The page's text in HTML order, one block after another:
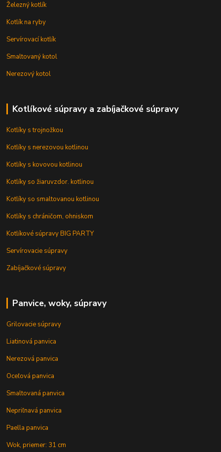
Železný kotlík
Kotlík na ryby
Servírovací kotlík
Smaltovaný kotol
Nerezový kotol
Kotlíkové súpravy a zabíjačkové súpravy
Kotlíky s trojnožkou
Kotlíky s nerezovou kotlinou
Kotlíky s kovovou kotlinou
Kotlíky so žiaruvzdor. kotlinou
Kotlíky so smaltovanou kotlinou
Kotlíky s chráničom, ohniskom
Kotlíkové súpravy BIG PARTY
Servírovacie súpravy
Zabíjačkové súpravy
Panvice, woky, súpravy
Grilovacie súpravy
Liatinová panvica
Nerezová panvica
Oceľová panvica
Smaltovaná panvica
Nepriľnavá panvica
Paella panvica
Wok, priemer: 31 cm